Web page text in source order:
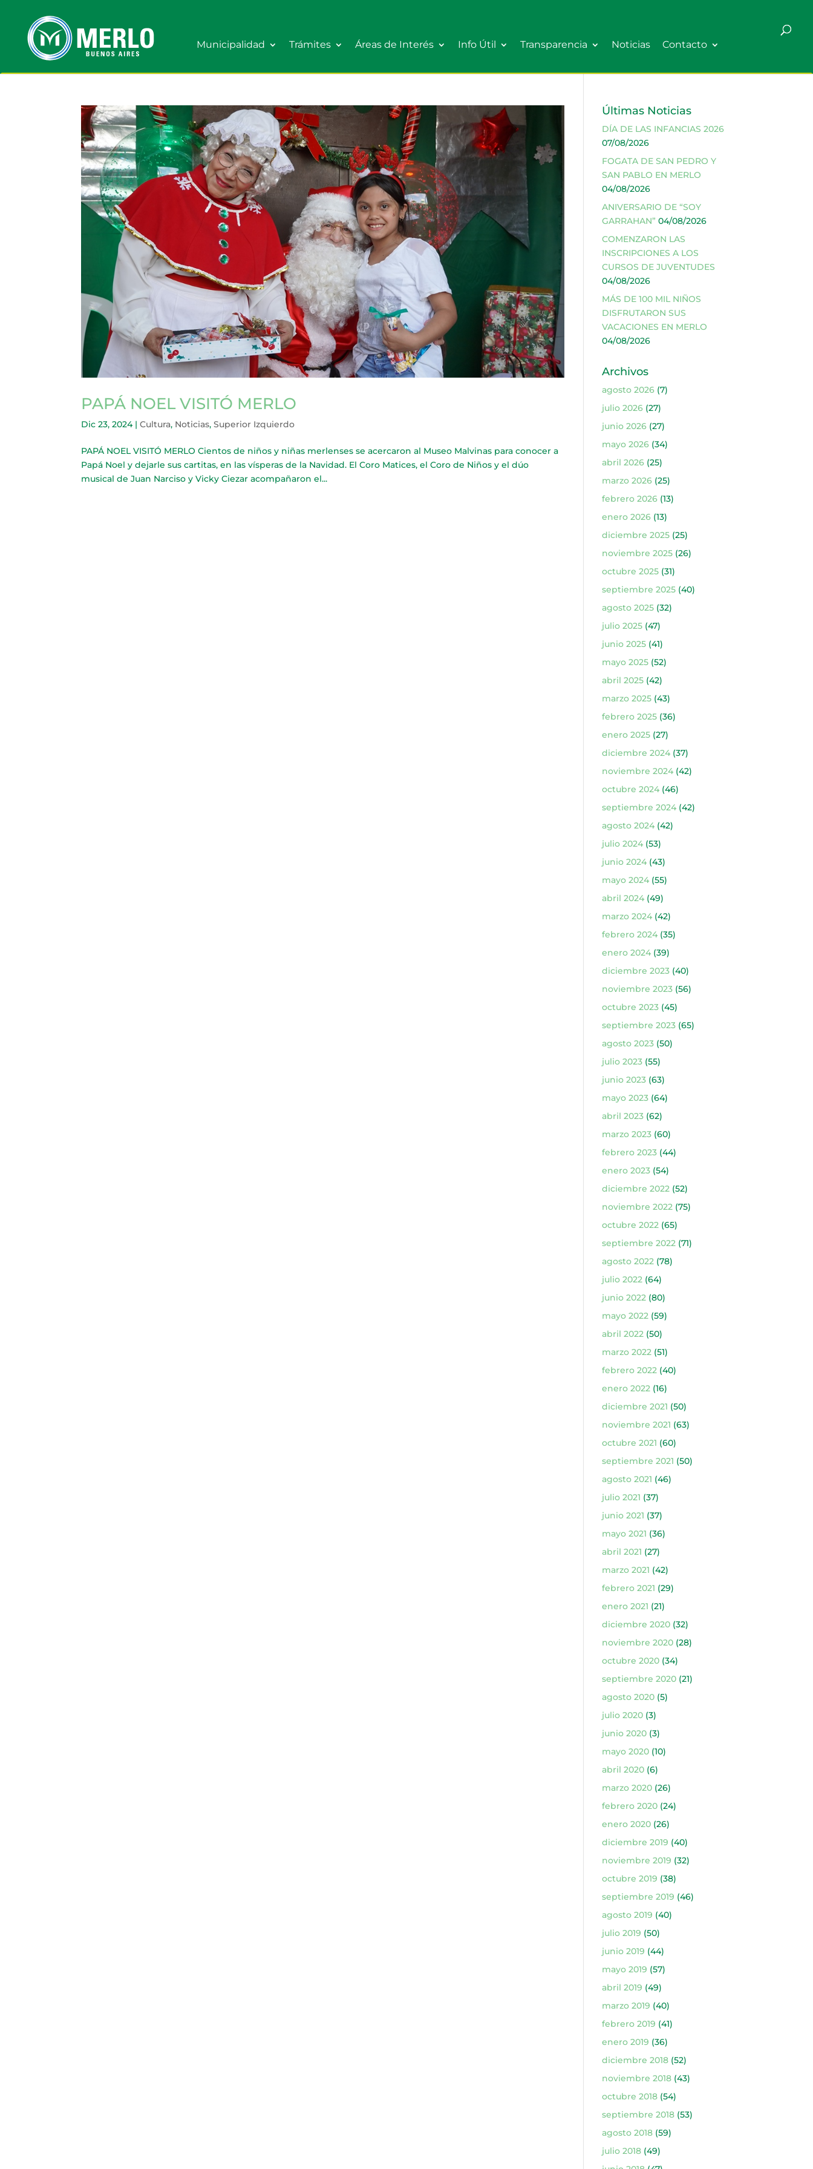
Municipalidad Trámites Áreas de Interés Info Útil Transparencia Noticias Contacto
PAPÁ NOEL VISITÓ MERLO
Dic 23, 2024|Cultura, Noticias,Superior Izquierdo
PAPÁ NOEL VISITÓ MERLO Cientos de niños y niñas merlenses se acercaron al Museo Malvinas para conocer a
Papá Noel y dejarle sus cartitas, en las vísperas de la Navidad. El Coro Matices, el Coro de Niños y el dúo
musical de Juan Narciso y Vicky Ciezar acompañaron el...
Últimas Noticias
DÍA DE LAS INFANCIAS 2026
07/08/2026
FOGATA DE SAN PEDRO Y
SAN PABLO EN MERLO
04/08/2026
ANIVERSARIO DE “SOY
GARRAHAN” 04/08/2026
COMENZARON LAS
INSCRIPCIONES A LOS
CURSOS DE JUVENTUDES
04/08/2026
MÁS DE 100 MIL NIÑOS
DISFRUTARON SUS
VACACIONES EN MERLO
04/08/2026
Archivos
agosto 2026(7)
julio 2026(27)
junio 2026(27)
mayo 2026(34)
abril 2026(25)
marzo 2026(25)
febrero 2026(13)
enero 2026(13)
diciembre 2025(25)
noviembre 2025(26)
octubre 2025(31)
septiembre 2025(40)
agosto 2025(32)
julio 2025(47)
junio 2025(41)
mayo 2025(52)
abril 2025(42)
marzo 2025(43)
febrero 2025(36)
enero 2025(27)
diciembre 2024(37)
noviembre 2024(42)
octubre 2024(46)
septiembre 2024(42)
agosto 2024(42)
julio 2024(53)
junio 2024(43)
mayo 2024(55)
abril 2024(49)
marzo 2024(42)
febrero 2024(35)
enero 2024(39)
diciembre 2023(40)
noviembre 2023(56)
octubre 2023(45)
septiembre 2023(65)
agosto 2023(50)
julio 2023(55)
junio 2023(63)
mayo 2023(64)
abril 2023(62)
marzo 2023(60)
febrero 2023(44)
enero 2023(54)
diciembre 2022(52)
noviembre 2022(75)
octubre 2022(65)
septiembre 2022(71)
agosto 2022(78)
julio 2022(64)
junio 2022(80)
mayo 2022(59)
abril 2022(50)
marzo 2022(51)
febrero 2022(40)
enero 2022(16)
diciembre 2021 (50)
noviembre 2021 (63)
octubre 2021 (60)
septiembre 2021 (50)
agosto 2021 (46)
julio 2021 (37)
junio 2021 (37)
mayo 2021 (36)
abril 2021 (27)
marzo 2021 (42)
febrero 2021 (29)
enero 2021 (21)
diciembre 2020(32)
noviembre 2020(28)
octubre 2020(34)
septiembre 2020(21)
agosto 2020(5)
julio 2020(3)
junio 2020(3)
mayo 2020(10)
abril 2020(6)
marzo 2020(26)
febrero 2020(24)
enero 2020(26)
diciembre 2019 (40)
noviembre 2019 (32)
octubre 2019 (38)
septiembre 2019 (46)
agosto 2019 (40)
julio 2019 (50)
junio 2019 (44)
mayo 2019 (57)
abril 2019 (49)
marzo 2019 (40)
febrero 2019 (41)
enero 2019 (36)
diciembre 2018(52)
noviembre 2018(43)
octubre 2018(54)
septiembre 2018(53)
agosto 2018(59)
julio 2018(49)